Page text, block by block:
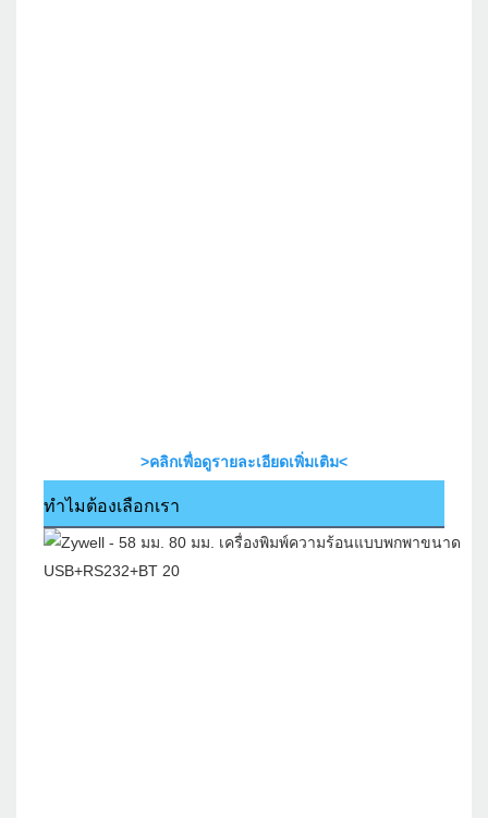
>คลิกเพื่อดูรายละเอียดเพิ่มเติม<
ทำไมต้องเลือกเรา